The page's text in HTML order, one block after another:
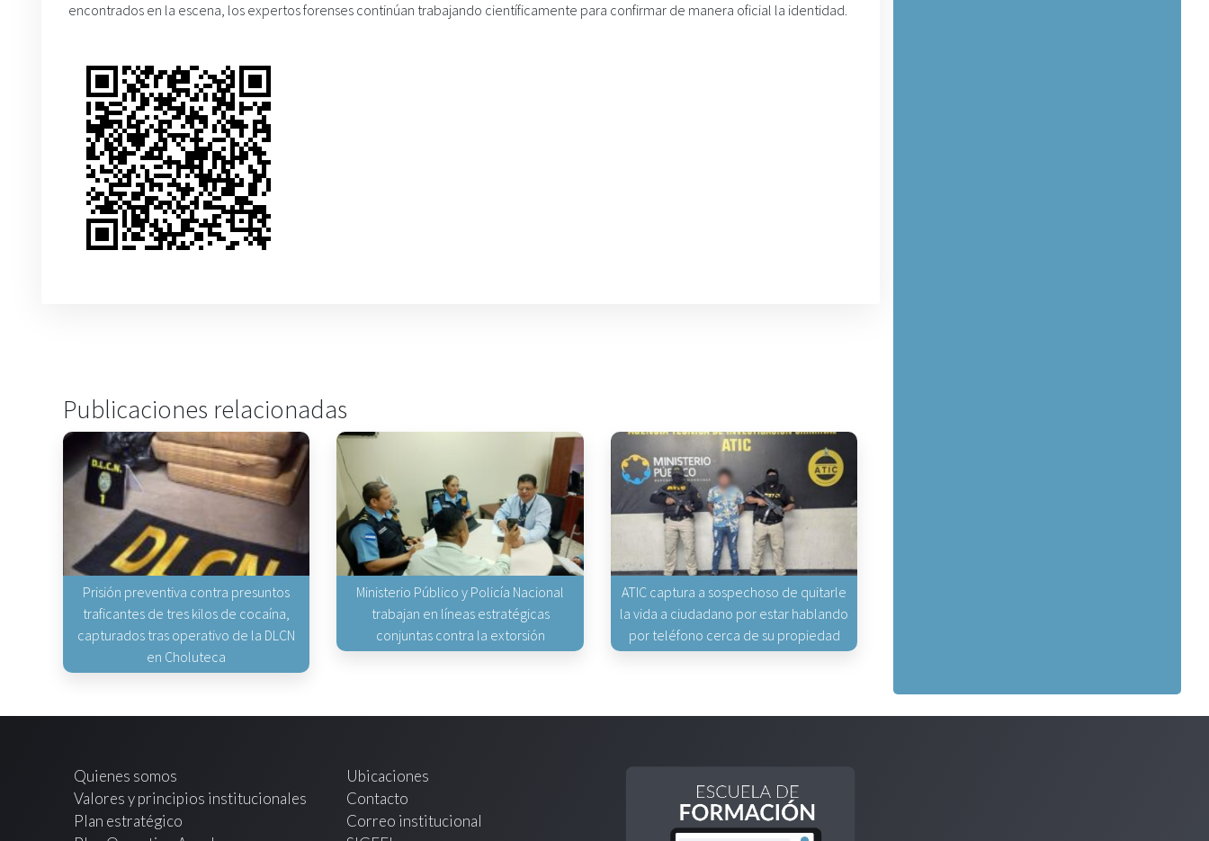
encontrados en la escena, los expertos forenses continúan trabajando científicamente para confirmar de manera oficial la identidad.
Publicaciones relacionadas
Prisión preventiva contra presuntos
traficantes de tres kilos de cocaína,
capturados tras operativo de la DLCN
en Choluteca
Ministerio Público y Policía Nacional
trabajan en líneas estratégicas
conjuntas contra la extorsión
ATIC captura a sospechoso de quitarle
la vida a ciudadano por estar hablando
por teléfono cerca de su propiedad
Quienes somos
Valores y principios institucionales
Plan estratégico
Ubicaciones
Contacto
Correo institucional